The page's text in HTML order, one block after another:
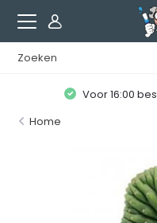
Voor 16:00
Home